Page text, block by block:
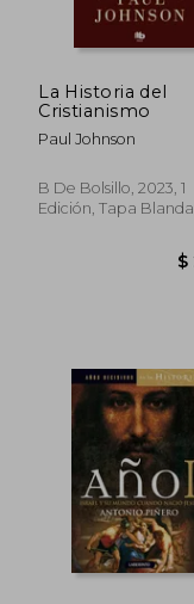
La Historia del
Cristianismo
Paul Johnson
B De Bolsillo, 2023, 1
Edición, Tapa Blanda,